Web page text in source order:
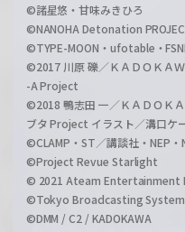
©諸星悠・甘味みきひろ
©NANOHA Detonation
©TYPE-MOON・ufotable・
©2017 川原 礫／ＫＡＤＯＫＡ
-A Project
©2018 鴨志田 一／ＫＡＤＯＫ
ブタ Project イラスト／溝口ケ
©CLAMP・ST／講談社・NEP・
©Project Revue Starlight
© 2021 Ateam Entertainment
©Tokyo Broadcasting System
©DMM / C2 / KADOKAWA